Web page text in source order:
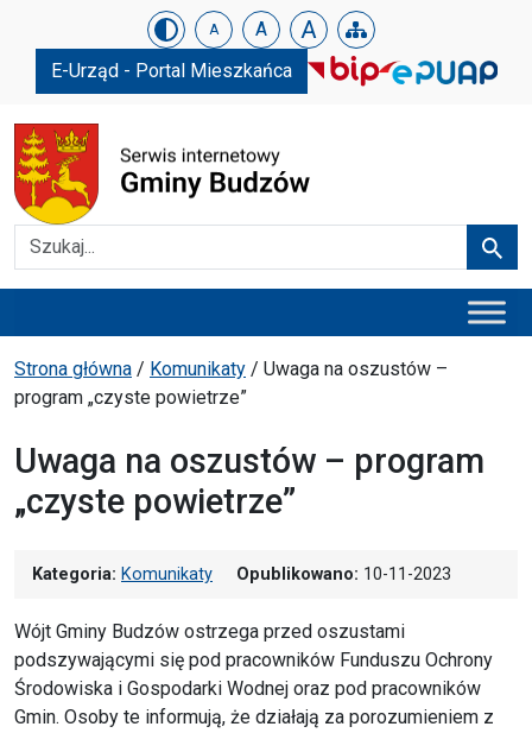
Urząd Gminy w Budzowie
Skip menu A A A
E-Urząd - Portal Mieszkańca
Szukaj
Ścieżka powrotu
Strona główna / Komunikaty / Uwaga na oszustów –
program „czyste powietrze”
Uwaga na oszustów – program
„czyste powietrze”
Kategoria: Komunikaty Opublikowano: 10-11-2023
Wójt Gminy Budzów ostrzega przed oszustami
podszywającymi się pod pracowników Funduszu Ochrony
Środowiska i Gospodarki Wodnej oraz pod pracowników
Gmin. Osoby te informują, że działają za porozumieniem z